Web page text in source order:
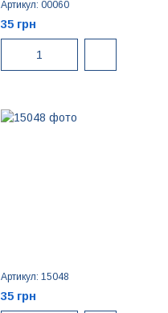
Артикул: 00060
35 грн
Артикул: 15048
35 грн